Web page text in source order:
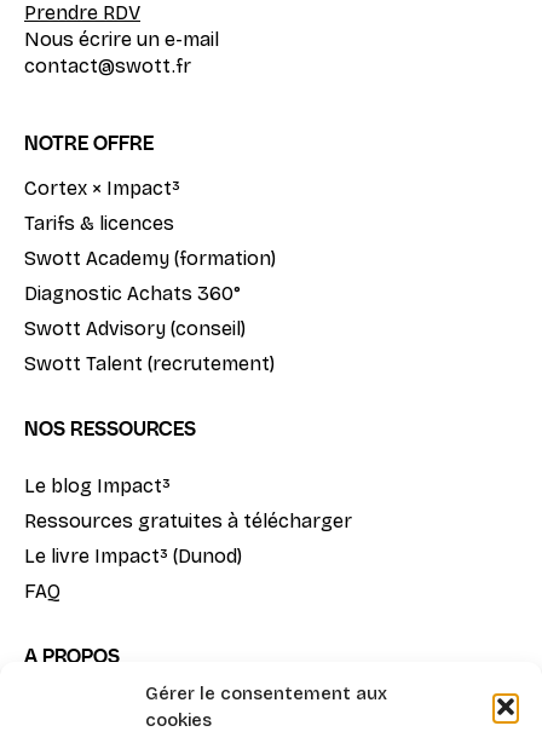
Gérer le consentement aux
cookies
Prendre RDV
Nous écrire un e-mail
contact@swott.fr
NOTRE OFFRE
Cortex × Impact³
Tarifs & licences
Swott Academy (formation)
Diagnostic Achats 360°
Swott Advisory (conseil)
Swott Talent (recrutement)
NOS RESSOURCES
Le blog Impact³
Ressources gratuites à télécharger
Le livre Impact³ (Dunod)
FAQ
A PROPOS
Notre mission